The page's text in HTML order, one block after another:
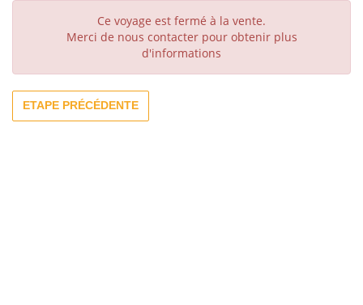
Ce voyage est fermé à la vente.
Merci de nous contacter pour obtenir plus
d'informations
ETAPE PRÉCÉDENTE